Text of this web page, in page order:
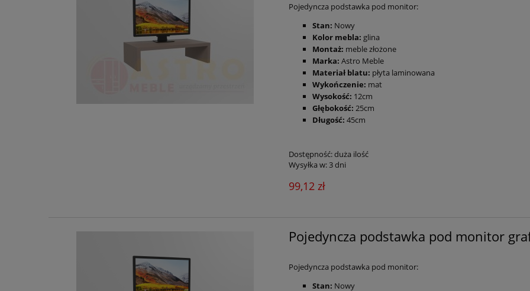
Pojedyncza podstawka pod monitor:
Stan: Nowy
Kolor mebla: glina
Montaż: meble złożone
Marka: Astro Meble
Materiał blatu: płyta laminowana
Wykończenie: mat
Wysokość: 12cm
Głębokość: 25cm
Długość: 45cm
Dostępność:duża ilość
Wysyłka w:3 dni
99,12 zł
Pojedyncza podstawka pod monitor
Pojedyncza podstawka pod monitor:
Stan: Nowy